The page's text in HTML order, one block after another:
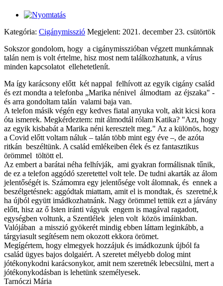
Kategória: Cigánymisszió Megjelent: 2021. december 23. csütörtök
Sokszor gondolom, hogy a cigánymisszióban végzett munkámnak
talán nem is volt értelme, hisz most nem találkozhatunk, a vírus
minden kapcsolatot ellehetetlenít.
Ma így karácsony előtt két nappal felhívott az egyik cigány család
és ezt mondta a telefonba „Marika nénivel álmodtam az éjszaka" -
és arra gondoltam talán valami baja van.
A telefon másik végén egy kedves fiatal anyuka volt, akit kicsi kora
óta ismerek. Megkérdeztem: mit álmodtál rólam Katika? "Azt, hogy
az egyik kisbabát a Marika néni keresztelt meg." Az a különös, hogy
a Covid előtt voltam náluk – talán több mint egy éve –, de azóta
ritkán beszéltünk. A család emlékeiben élek és ez fantasztikus
örömmel töltött el.
Az embert a barátai néha felhívják, ami gyakran formálisnak tűnik,
de ez a telefon aggódó szeretettel volt tele. De tudni akarták az álom
jelentőségét is. Számomra egy jelentősége volt álomnak, és ennek a
beszélgetésnek: aggódtak miattam, amit el is mondtak, és szeretné,k
ha újból együtt imádkozhatnánk. Nagy örömmel tettük ezt a járvány
előtt, hisz az ő Isten iránti vágyuk engem is magával ragadott,
egységben voltunk, a Szentlélek jelen volt közös imáinkban.
Valójában a misszió gyökerét mindig ebben láttam leginkább, a
tárgyiasult segítésem nem okozott ekkora örömet.
Megígértem, hogy elmegyek hozzájuk és imádkozunk újból fa
család ügyes bajos dolgaiért. A szeretet mélyebb dolog mint
jótékonykodni karácsonykor, amit nem szeretnék lebecsülni, mert a
jótékonykodásban is lehetünk személyesek.
Tarnóczi Mária